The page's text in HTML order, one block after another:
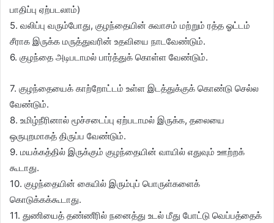
பாதிப்பு ஏற்படலாம்)
5. வலிப்பு வரும்போது, குழந்தையின் சுவாசம் மற்றும் ரத்த ஓட்டம்
சீராக இருக்க மருத்துவரின் உதவியை நாடவேண்டும்.
6. குழந்தை அடிபடாமல் பார்த்துக் கொள்ள வேண்டும்.
7. குழந்தையைக் காற்றோட்டம் உள்ள இடத்துக்குக் கொண்டு செல்ல
வேண்டும்.
8. உமிழ்நீரினால் மூச்சடைப்பு ஏற்படாமல் இருக்க, தலையை
ஒருபுறமாகத் திருப்ப வேண்டும்.
9. மயக்கத்தில் இருக்கும் குழந்தையின் வாயில் எதுவும் ஊற்றக்
கூடாது.
10. குழந்தையின் கையில் இரும்புப் பொருள்களைக்
கொடுக்கக்கூடாது.
11. துணியைத் தண்ணீரில் நனைத்து உடல் மீது போட்டு வெப்பத்தைக்